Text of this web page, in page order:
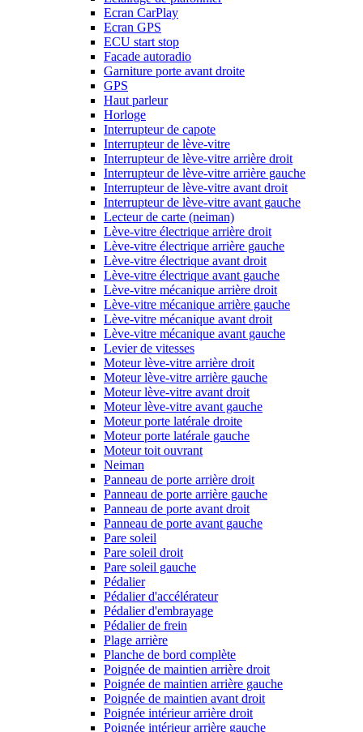
Ecran CarPlay
Ecran GPS
ECU start stop
Facade autoradio
Garniture porte avant droite
GPS
Haut parleur
Horloge
Interrupteur de capote
Interrupteur de lève-vitre
Interrupteur de lève-vitre arrière droit
Interrupteur de lève-vitre arrière gauche
Interrupteur de lève-vitre avant droit
Interrupteur de lève-vitre avant gauche
Lecteur de carte (neiman)
Lève-vitre électrique arrière droit
Lève-vitre électrique arrière gauche
Lève-vitre électrique avant droit
Lève-vitre électrique avant gauche
Lève-vitre mécanique arrière droit
Lève-vitre mécanique arrière gauche
Lève-vitre mécanique avant droit
Lève-vitre mécanique avant gauche
Levier de vitesses
Moteur lève-vitre arrière droit
Moteur lève-vitre arrière gauche
Moteur lève-vitre avant droit
Moteur lève-vitre avant gauche
Moteur porte latérale droite
Moteur porte latérale gauche
Moteur toit ouvrant
Neiman
Panneau de porte arrière droit
Panneau de porte arrière gauche
Panneau de porte avant droit
Panneau de porte avant gauche
Pare soleil
Pare soleil droit
Pare soleil gauche
Pédalier
Pédalier d'accélérateur
Pédalier d'embrayage
Pédalier de frein
Plage arrière
Planche de bord complète
Poignée de maintien arrière droit
Poignée de maintien arrière gauche
Poignée de maintien avant droit
Poignée intérieur arrière droit
Poignée intérieur arrière gauche